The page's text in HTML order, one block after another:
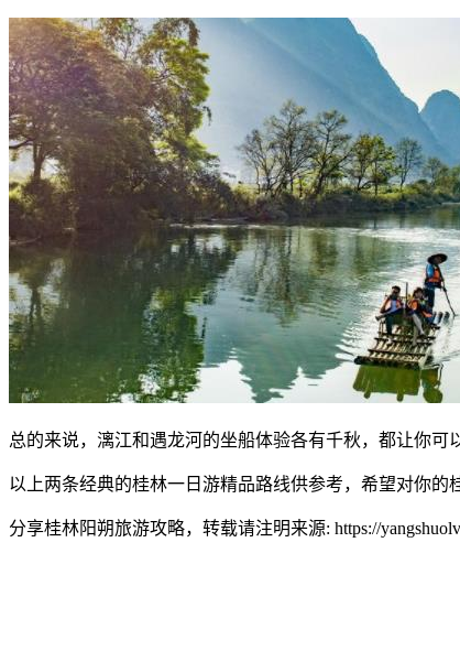
总的来说，漓江和遇龙河的坐船体验各有千秋，都让你
以上两条经典的桂林一日游精品路线供参考，希望对你的
分享桂林阳朔旅游攻略，转载请注明来源: https://